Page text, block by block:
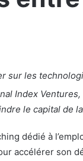
sur les
Index
le capital de
dédié à
accélérer son